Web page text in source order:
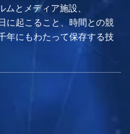
とメディア施設、
に起こること、時間との競
年にもわたって保存する技